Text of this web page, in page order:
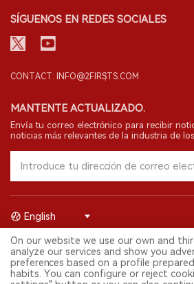
SÍGUENOS EN REDES SOCIALES
CONTACT: INFO@2FIRSTS.COM
MANTENTE ACTUALIZADO.
Envía tu correo electrónico para recibir
noticias más relevantes de la industria de
© 2026 Shenzhen 2FIRSTS Technology
reservados.
2FIRSTS solo es accesible para profesionales
investigadores, medios y otros profesionales.
English
On our website we use our own and
analyze our services and show you
preferences based on a profile
habits. You can configure or reject